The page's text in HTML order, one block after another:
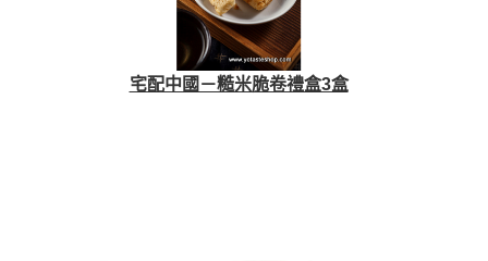
宅配中國－糙米脆卷禮盒3盒